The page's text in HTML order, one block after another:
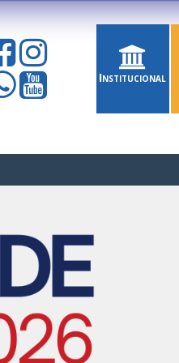
Institucional